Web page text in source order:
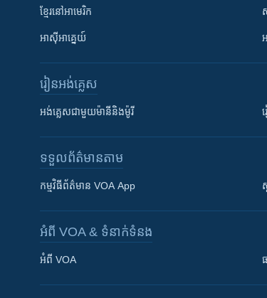
ខ្មែរ​នៅអាមេរិក
អាស៊ីអាគ្នេយ៍
រៀន​​អង់គ្លេស
អង់គ្លេស​ជាមួយ​ម៉ានី​និង​ម៉ូរី
ទទួល​ព័ត៌មាន​តាម
កម្មវិធី​ព័ត៌មាន VOA App
អំពី​ VOA & ទំនាក់ទំនង
អំពី​ VOA